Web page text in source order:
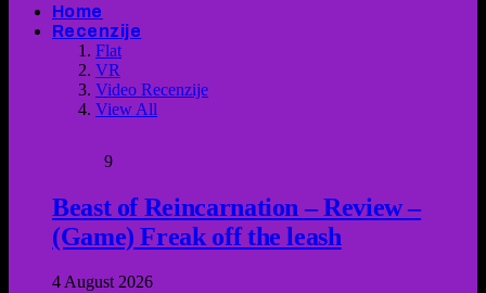
Home
Recenzije
Flat
VR
Video Recenzije
View All
9
Beast of Reincarnation – Review –
(Game) Freak off the leash
4 August 2026